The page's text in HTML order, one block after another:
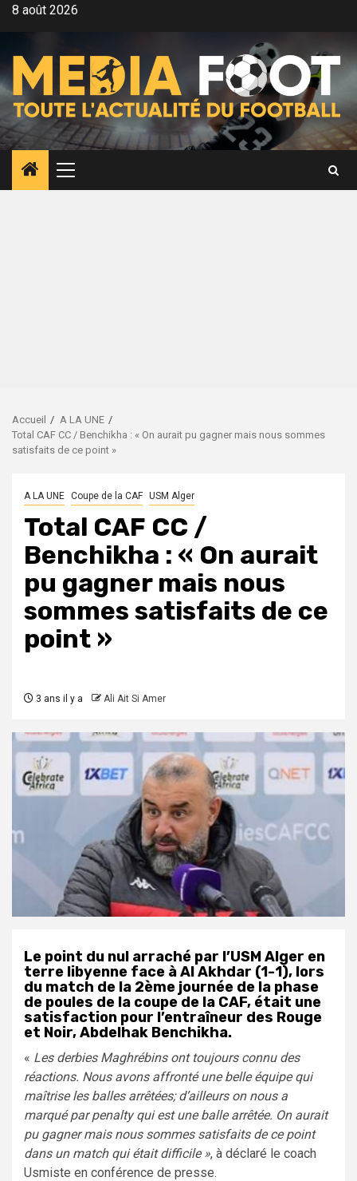
Aller8 août 2026
Menu
principal
Accueil
A LA UNE
Total CAF CC / Benchikha : « On aurait pu gagner mais nous sommes
satisfaits de ce point »
A LA UNE Coupe de la CAF USM Alger
Total CAF CC /
Benchikha : « On aurait
pu gagner mais nous
sommes satisfaits de ce
point »
3 ans il y a Ali Ait Si Amer
Le point du nul arraché par l’USM Alger en
terre libyenne face à Al Akhdar (1-1), lors
du match de la 2ème journée de la phase
de poules de la coupe de la CAF, était une
satisfaction pour l’entraîneur des Rouge
et Noir, Abdelhak Benchikha.
« Les derbies Maghrébins ont toujours connu des
réactions. Nous avons affronté une belle équipe qui
maîtrise les balles arrêtées; d’ailleurs on nous a
marqué par penalty qui est une balle arrêtée. On aurait
pu gagner mais nous sommes satisfaits de ce point
dans un match qui était difficile », à déclaré le coach
Usmiste en conférence de presse.